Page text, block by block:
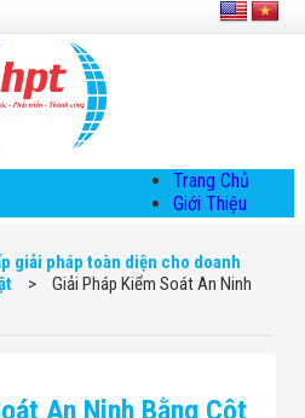
Trang Chủ
Giới Thiệu
Nam
Hội Đồng Quản
Trị
Chiến Lược
giải pháp toàn diện cho doanh
>
Giải Pháp Kiểm Soát An Ninh
An Ninh Bằng Cột